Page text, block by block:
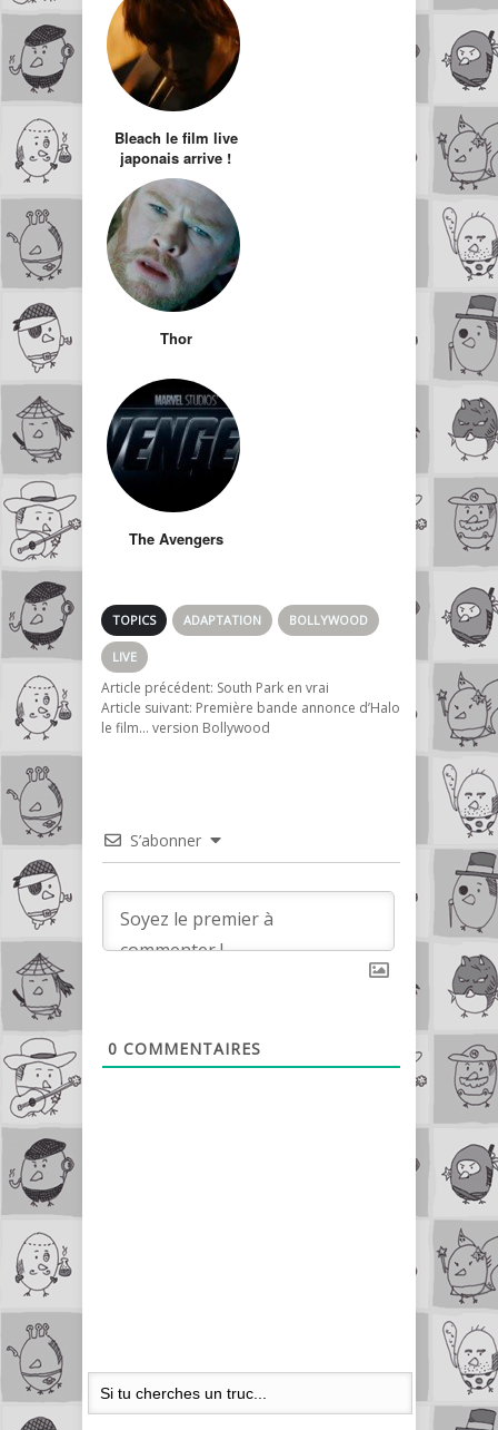
Bleach le film live
japonais arrive !
Thor
The Avengers
TOPICS ADAPTATION BOLLYWOOD
LIVE
Article précédent: South Park en vrai
Article suivant: Première bande annonce d’Halo
le film… version Bollywood
S’abonner
0 COMMENTAIRES